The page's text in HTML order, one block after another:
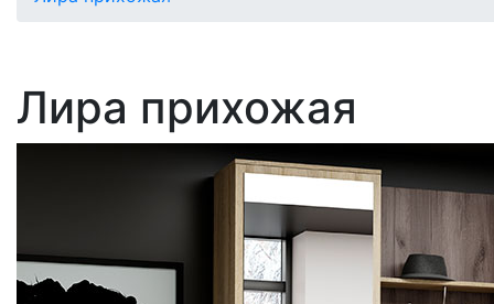
Лира прихожая